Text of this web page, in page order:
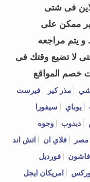
لاين فى شتى
ممكن على
يتم مراجعه
حتى لا تضيع وقتك فى
خصم المواقع
مذر كير
فيرست
يوباي
سيفورا
دبدوب
وجوه
مصر فلاي ان
اتش اند
فاشون
فورديل
وركس
امريكان ايجل